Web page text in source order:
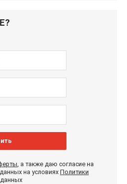
, а также даю согласие на
на условиях Политики